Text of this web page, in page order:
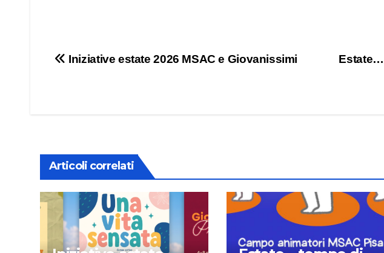
Navigazione
Estate…
Iniziative estate 2026 MSAC e Giovanissimi
Articoli correlati